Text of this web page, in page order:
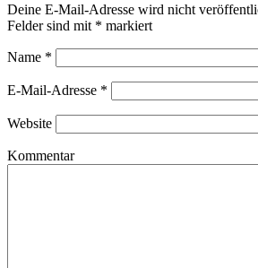
Deine E-Mail-Adresse wird nicht
Felder sind mit * markiert
Name *
E-Mail-Adresse *
Website
Kommentar